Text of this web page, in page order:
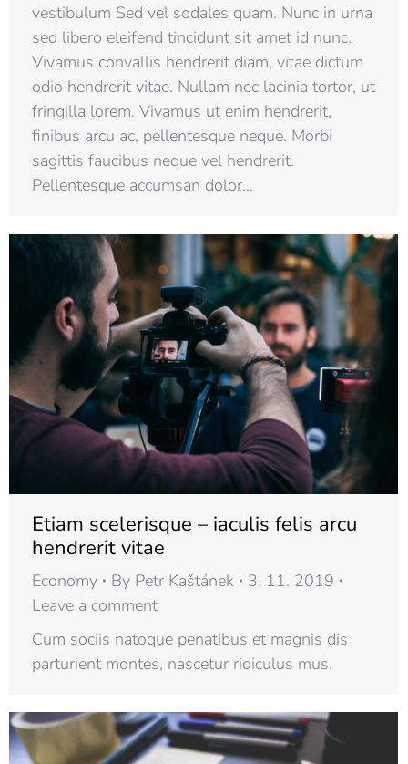
vestibulum Sed vel sodales quam. Nunc in urna
sed libero eleifend tincidunt sit amet id nunc.
Vivamus convallis hendrerit diam, vitae dictum
odio hendrerit vitae. Nullam nec lacinia tortor, ut
fringilla lorem. Vivamus ut enim hendrerit,
finibus arcu ac, pellentesque neque. Morbi
sagittis faucibus neque vel hendrerit.
Pellentesque accumsan dolor…
Etiam scelerisque – iaculis felis arcu
hendrerit vitae
Economy By Petr Kaštánek
3. 11. 2019
Leave a comment
Cum sociis natoque penatibus et magnis dis
parturient montes, nascetur ridiculus mus.